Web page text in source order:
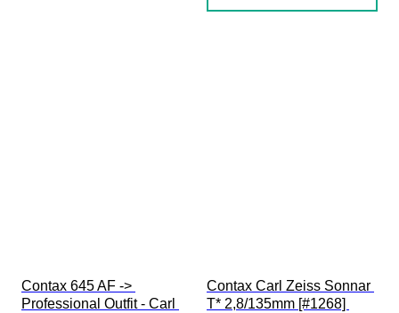
Contax 645 AF ->
Professional Outfit - Carl
Contax Carl Zeiss Sonnar
T* 2,8/135mm [#1268]